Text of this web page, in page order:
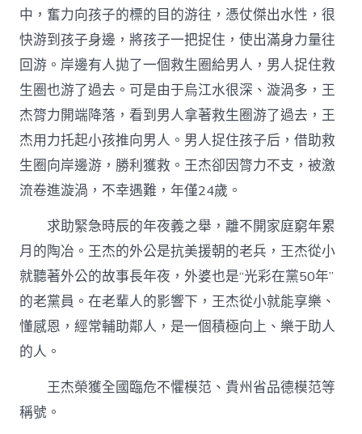
中，奮力向孩子的標的目的游往，憑仗傑出水性，很
快游到孩子身邊，將孩子一把捉住，使出滿身力量往
回游。岸邊有人拋了一個救生圈給男人，男人捉住救
生圈也游了過去。可是由于烏江水很深、漩渦多，王
杰膂力開端降落，看到男人拿著救生圈游了過去，王
杰用力托起小孩推向男人。男人捉住孩子后，借助救
生圈向岸邊游，勝利獲救。王杰卻因膂力不支，被激
流卷進漩渦，不幸遇難，年僅24歲。
求助緊急時辰的年夜義之舉，離不開家庭窮年累
月的陶冶。王杰的外公是抗美援朝的老兵，王杰從小
就聽著外公的故事長年夜，外婆也是“光彩在黨50年”
的老黨員。在老輩人的影響下，王杰從小就能享樂、
懂感恩，經常輔助鄰人，是一個積極向上、樂于助人
的人。
王杰榮獲全國臨危不懼模范、貴州省品德模范等
稱號。